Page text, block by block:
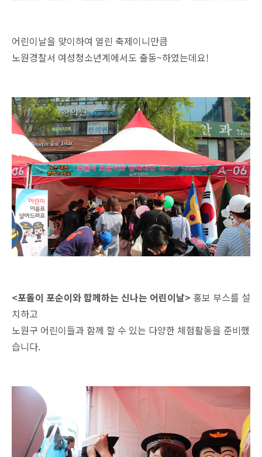
어린이날을 맞이하여 열린 축제이니만큼
노원경찰서 여성청소년계에서도 출동~하였는데요!
<포돌이 포순이와 함께하는 신나는 어린이날> 홍보 부스를 설
치하고
노원구 어린이들과 함께 할 수 있는 다양한 체험활동을 준비했
습니다.